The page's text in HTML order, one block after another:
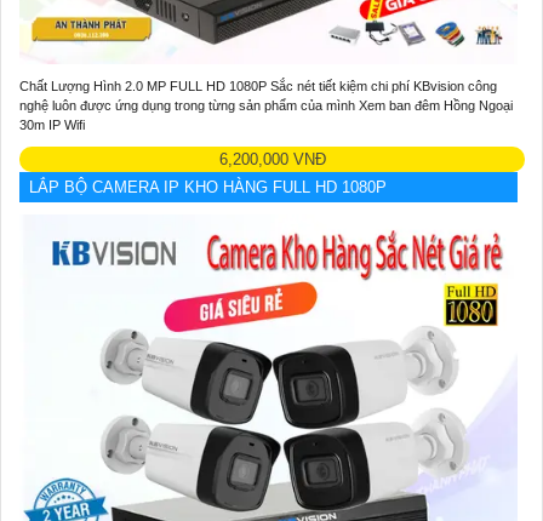
Chất Lượng Hình 2.0 MP FULL HD 1080P Sắc nét tiết kiệm chi phí KBvision công
nghệ luôn được ứng dụng trong từng sản phẩm của mình Xem ban đêm Hồng Ngoại
30m IP Wifi
6,200,000 VNĐ
LẮP BỘ CAMERA IP KHO HÀNG FULL HD 1080P